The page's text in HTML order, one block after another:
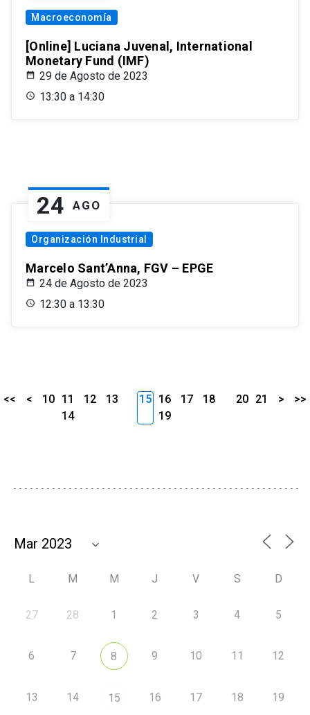
Macroeconomía
[Online] Luciana Juvenal, International
Monetary Fund (IMF)
29 de Agosto de 2023
13:30 a 14:30
24 AGO
Organización Industrial
Marcelo Sant’Anna, FGV – EPGE
24 de Agosto de 2023
12:30 a 13:30
<< < 10 11 12
13
14
15 16 17
18
19
20 21 > >>
L M M J V S D
27 28 1 2 3 4 5
6 7 8 9 10 11 12
13 14 15 16 17 18 19